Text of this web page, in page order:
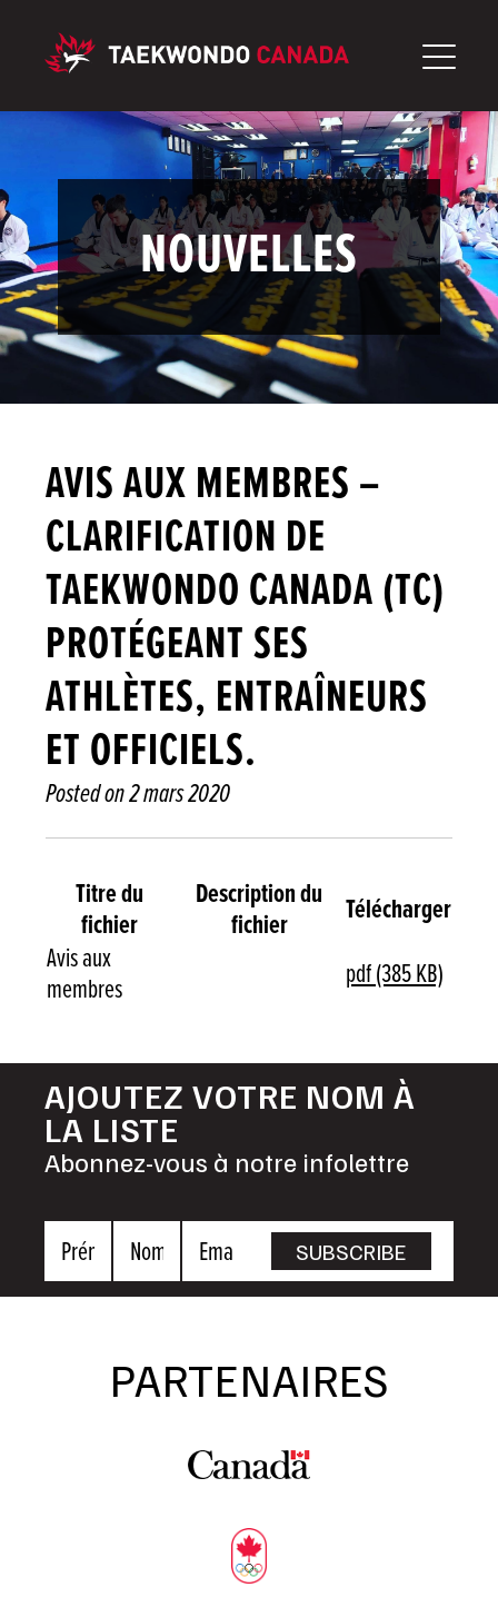
contenu
NOUVELLES
AVIS AUX MEMBRES –
CLARIFICATION DE
TAEKWONDO CANADA (TC)
PROTÉGEANT SES
ATHLÈTES, ENTRAÎNEURS
ET OFFICIELS.
Posted on2 mars 2020
Titre du
fichier
Description du
fichier
Télécharger
Avis aux
membres
pdf (385 KB)
AJOUTEZ VOTRE NOM À
LA LISTE
Abonnez-vous à notre infolettre
PrénomNom Email SUBSCRIBE
PARTENAIRES